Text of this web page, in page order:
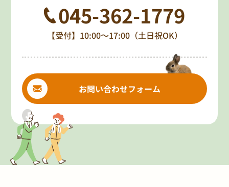
045-362-1779
【受付】10:00～17:00（土日祝OK）
お問い合わせフォーム